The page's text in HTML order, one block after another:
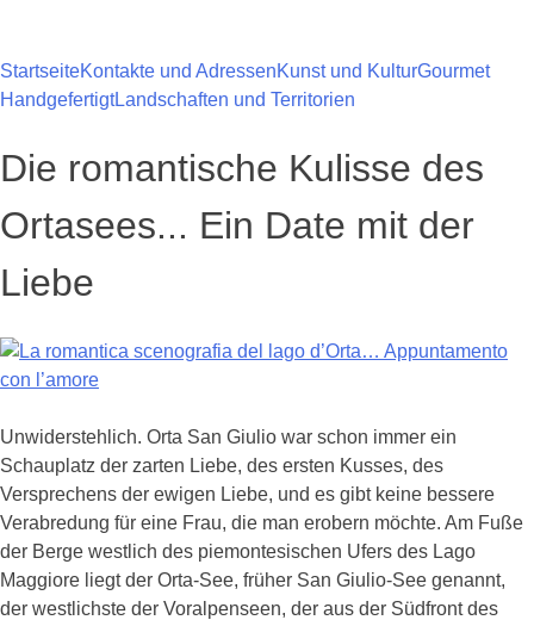
springen
StartseiteKontakte und AdressenKunst und KulturGourmet
HandgefertigtLandschaften und Territorien
Die romantische Kulisse des
Ortasees... Ein Date mit der
Liebe
Unwiderstehlich. Orta San Giulio war schon immer ein
Schauplatz der zarten Liebe, des ersten Kusses, des
Versprechens der ewigen Liebe, und es gibt keine bessere
Verabredung für eine Frau, die man erobern möchte. Am Fuße
der Berge westlich des piemontesischen Ufers des Lago
Maggiore liegt der Orta-See, früher San Giulio-See genannt,
der westlichste der Voralpenseen, der aus der Südfront des